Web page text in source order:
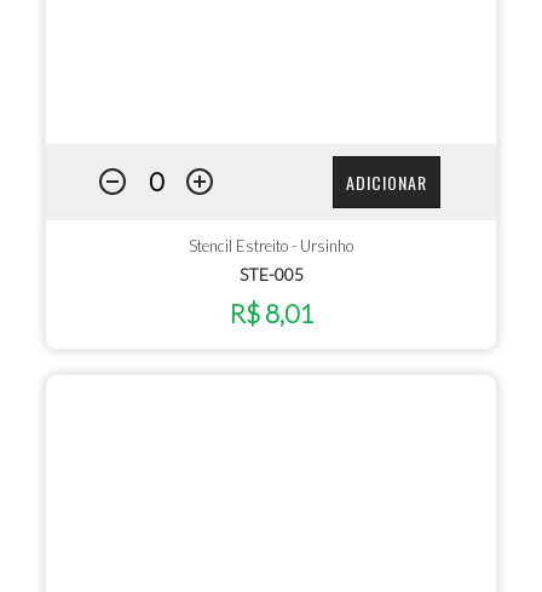
ADICIONAR
Stencil Estreito - Ursinho
STE-005
R$ 8,01